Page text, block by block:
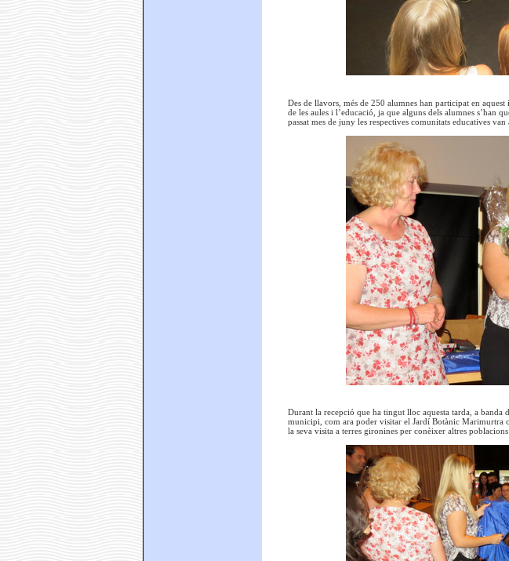
Des de llavors, més de 250 alumnes han participat en
de les aules i l’educació, ja que alguns dels alumnes s’han
passat mes de juny les respectives comunitats educatives van
Durant la recepció que ha tingut lloc aquesta tarda, a banda
municipi, com ara poder visitar el Jardí Botànic Marimurtra
la seva visita a terres gironines per conèixer altres